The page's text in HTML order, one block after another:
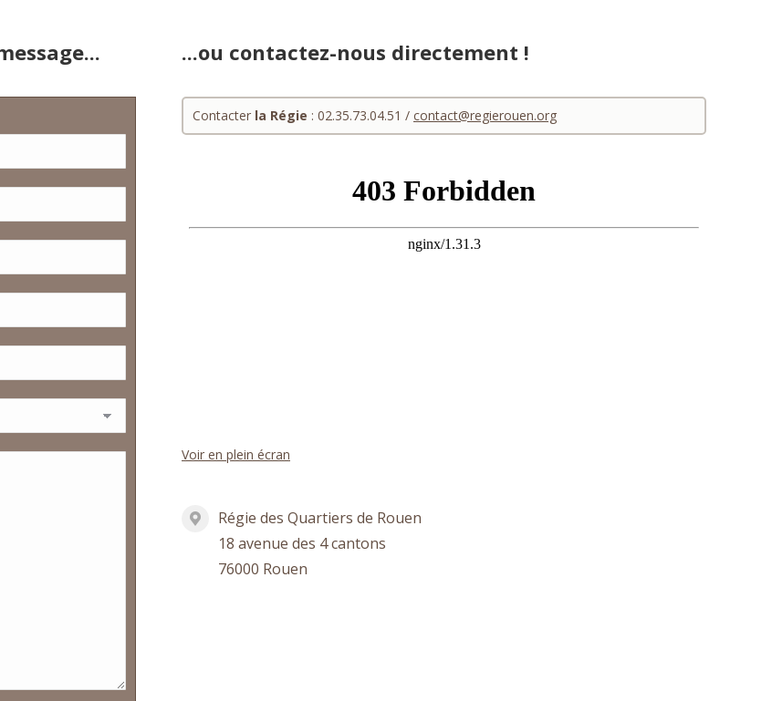
...ou contactez-nous directement !
Contacter la Régie : 02.35.73.04.51 / contact@regierouen.org
Voir en plein écran
Régie des Quartiers de Rouen
18 avenue des 4 cantons
76000 Rouen